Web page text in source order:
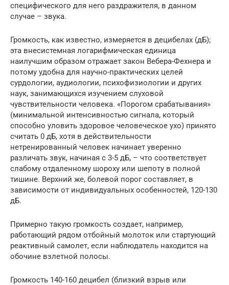
специфического для него раздражителя, в данном
случае – звука.
Громкость, как известно, измеряется в децибелах (дБ);
эта внесистемная логарифмическая единица
наилучшим образом отражает закон Вебера-Фехнера и
потому удобна для научно-практических целей
сурдологии, аудиологии, психофизиологии и других
наук, занимающихся изучением слуховой
чувствительности человека. «Порогом срабатывания»
(минимальной интенсивностью сигнала, который
способно уловить здоровое человеческое ухо) принято
считать 0 дБ, хотя в действительности
нетренированный человек начинает уверенно
различать звук, начиная с 3-5 дБ, – что соответствует
слабому отдаленному шороху или шепоту в полной
тишине. Верхний же, болевой порог составляет, в
зависимости от индивидуальных особенностей, 120-130
дБ.
Примерно такую громкость создает, например,
работающий рядом отбойный молоток или стартующий
реактивный самолет, если наблюдатель находится на
обочине взлетной полосы.
Громкость 140-160 децибел (близкий взрыв или